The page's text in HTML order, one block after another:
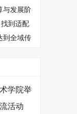
与发展阶
到适配
到全域传
学院举
活动